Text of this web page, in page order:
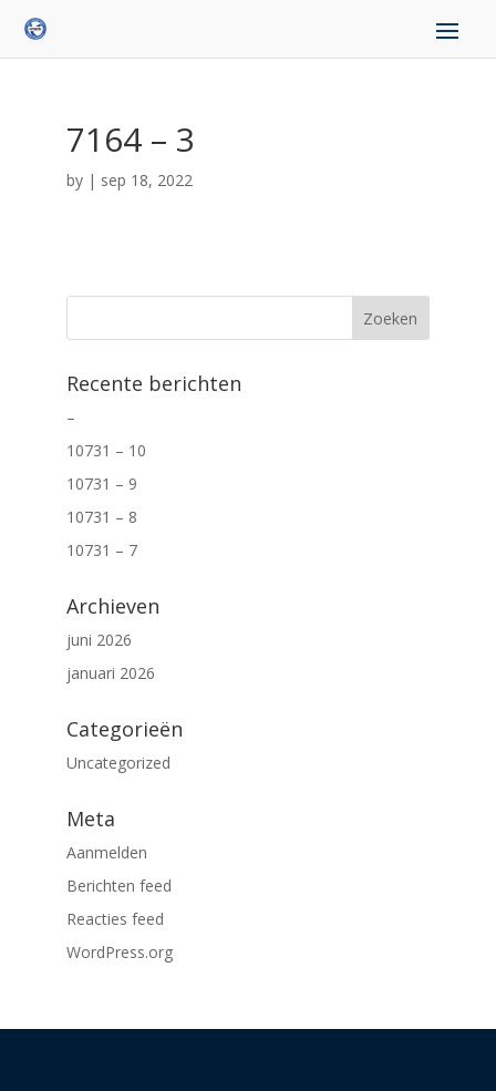
7164 – 3
by | sep 18, 2022
Recente berichten
–
10731 – 10
10731 – 9
10731 – 8
10731 – 7
Archieven
juni 2026
januari 2026
Categorieën
Uncategorized
Meta
Aanmelden
Berichten feed
Reacties feed
WordPress.org